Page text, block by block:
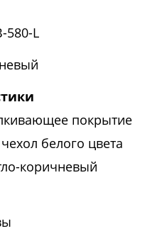
580-L
покрытие
белого цвета
коричневый